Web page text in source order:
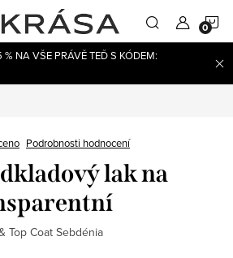
NA VŠE PRÁVĚ TEĎ S KÓDEM:
Podrobnosti hodnocení
lak na
Top Coat Sebdénia